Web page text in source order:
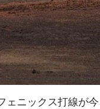
ェニックス打線が